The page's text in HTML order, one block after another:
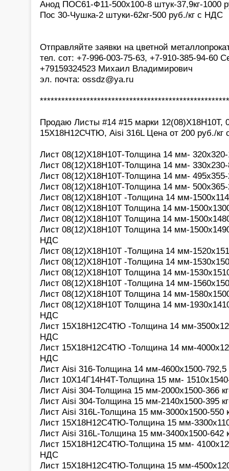
Анод ПОС61-Ф11-500х100-8 штук-37,9кг-1000
Пос 30-Чушка-2 штуки-62кг-500 руб./кг с НДС
Отправляйте заявки на цветной
тел. сот: +7-996-003-75-63, +7-910-385-94-60
+79159324523 Михаил Владимирович
эл. почта: ossdz@ya.ru
Продаю Листы #14 #15 марки
15Х18Н12СЧТЮ, Aisi 316L Цена от 200 руб./кг
Лист 08(12)Х18Н10Т-Толщина 14 мм- 320х320-
Лист 08(12)Х18Н10Т-Толщина 14 мм- 330х230-
Лист 08(12)Х18Н10Т-Толщина 14 мм- 495х355-
Лист 08(12)Х18Н10Т-Толщина 14 мм- 500х365-
Лист 08(12)Х18Н10Т -Толщина 14 мм-
Лист 08(12)Х18Н10Т Толщина 14 мм-
Лист 08(12)Х18Н10Т Толщина 14 мм-
Лист 08(12)Х18Н10Т Толщина 14 мм-
НДС
Лист 08(12)Х18Н10Т -Толщина 14 мм-
Лист 08(12)Х18Н10Т -Толщина 14 мм-
Лист 08(12)Х18Н10Т Толщина 14 мм-
Лист 08(12)Х18Н10Т -Толщина 14 мм-
Лист 08(12)Х18Н10Т Толщина 14 мм-
Лист 08(12)Х18Н10Т Толщина 14 мм-
НДС
Лист 15Х18Н12С4ТЮ -Толщина 14 мм-
НДС
Лист 15Х18Н12С4ТЮ -Толщина 14 мм-
НДС
Лист Aisi 316-Толщина 14 мм-4600х1500-792,5
Лист 10Х14Г14Н4Т-Толщина 15 мм-
Лист Aisi 304-Толщина 15 мм-2000х1500-366
Лист Aisi 304-Толщина 15 мм-2140х1500-395
Лист Aisi 316L-Толщина 15 мм-3000х1500-550
Лист 15Х18Н12С4ТЮ-Толщина 15 мм-
Лист Aisi 316L-Толщина 15 мм-3400х1500-642
Лист 15Х18Н12С4ТЮ-Толщина 15 мм-
НДС
Лист 15Х18Н12С4ТЮ-Толщина 15 мм-